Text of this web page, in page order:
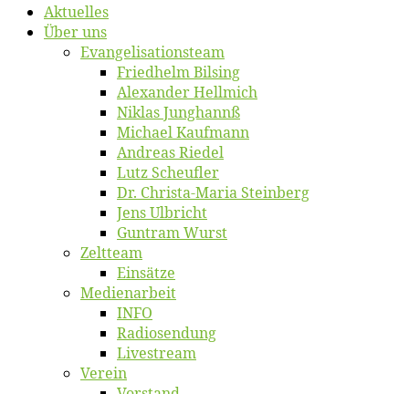
Ak­tu­el­les
Über uns
Evangelisa­tions­team
Fried­helm Bilsing
Alex­an­der Hellmich
Ni­klas Junghannß
Mi­cha­el Kaufmann
An­dre­as Riedel
Lutz Scheuf­ler
Dr. Chris­­ta-Ma­ria Steinberg
Jens Ulb­richt
Gun­tram Wurst
Zelt­team
Ein­sät­ze
Me­di­en­ar­beit
INFO
Ra­dio­sen­dung
Live­stream
Ver­ein